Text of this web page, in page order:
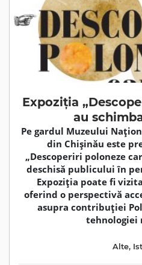
Expoziția
au
Pe gardul Muzeului
din Chișinău este
„Descoperiri poloneze
deschisă publicului în
Expoziția poate fi
oferind o perspectivă
asupra contribuției
tehnologiei
Alte,